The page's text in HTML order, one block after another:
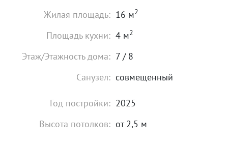
Жилая площадь: 16 м2
Площадь кухни: 4 м2
Этаж/Этажность дома: 7 / 8
Санузел: совмещенный
Год постройки: 2025
Высота потолков: от 2,5 м